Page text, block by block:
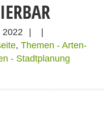
2022
, Themen - Arten-
- Stadtplanung